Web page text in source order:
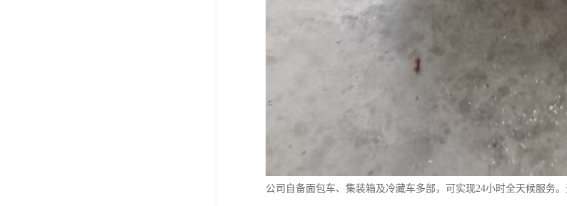
公司自备面包车、集装箱及冷藏车多部，可实现24小时全天候服务